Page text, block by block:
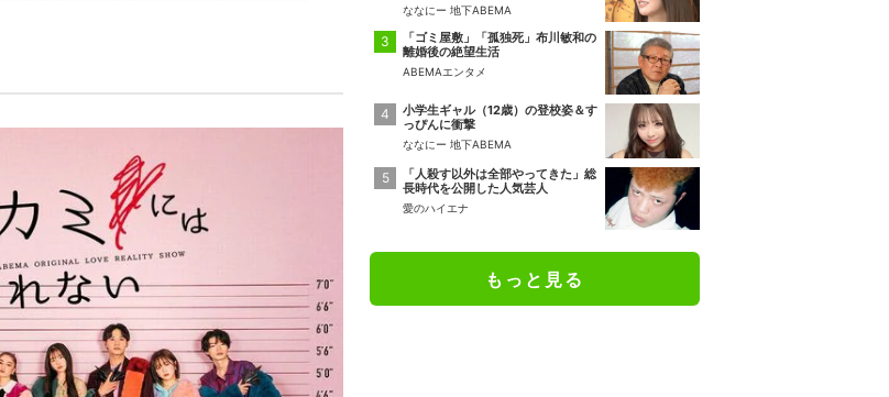
ななにー 地下ABEMA
「ゴミ屋敷」「孤独死」布川敏和の
離婚後の絶望生活
ABEMAエンタメ
小学生ギャル（12歳）の登校姿＆す
っぴんに衝撃
ななにー 地下ABEMA
「人殺す以外は全部やってきた」総
長時代を公開した人気芸人
愛のハイエナ
もっと見る